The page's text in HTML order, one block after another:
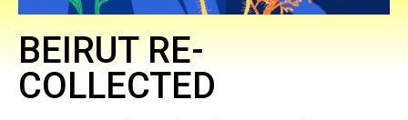
BEIRUT RE-
COLLECTED